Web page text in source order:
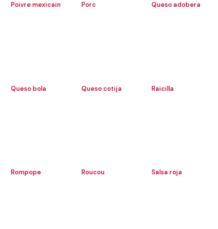
Poivre mexicain Porc Queso adobera
Queso bola Queso cotija Raicilla
Rompope Roucou Salsa roja